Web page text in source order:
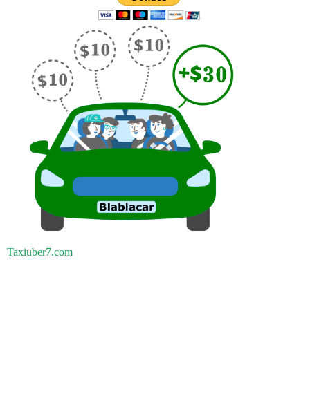
Taxiuber7.com